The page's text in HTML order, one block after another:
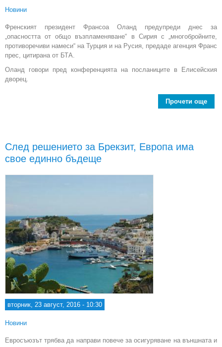
Новини
Френският президент Франсоа Оланд предупреди днес за
„опасността от общо възпламеняване“ в Сирия с „многобройните,
противоречиви намеси“ на Турция и на Русия, предаде агенция Франс
прес, цитирана от БТА.
Оланд говори пред конференцията на посланиците в Елисейския
дворец.
Прочети още
След решението за Брекзит, Европа има
свое единно бъдеще
вторник, 23 август, 2016 - 10:30
Новини
Евросъюзът трябва да направи повече за осигуряване на външната и